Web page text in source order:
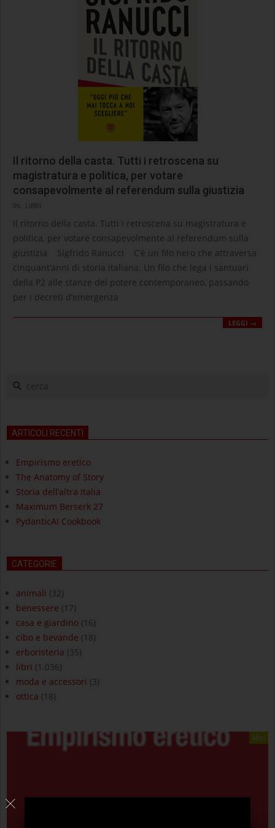
Il ritorno della casta. Tutti i retroscena su
magistratura e politica, per votare
consapevolmente al referendum sulla giustizia
2026-
03-
17
IN: LIBRI
Il ritorno della casta. Tutti i retroscena su magistratura e
politica, per votare consapevolmente al referendum sulla
giustizia Sigfrido Ranucci C’è un filo nero che attraversa
cinquant’anni di storia italiana. Un filo che lega i santuari
della P2 alle stanze del potere contemporaneo, passando
per i decreti d’emergenza
LEGGI →
cerca
ARTICOLI RECENTI
Empirismo eretico
The Anatomy of Story
Storia dell’altra Italia
Maximum Berserk 27
PydanticAI Cookbook
CATEGORIE
animali (32)
benessere (17)
casa e giardino (16)
cibo e bevande (18)
erboristeria (35)
libri (1.036)
moda e accessori (3)
ottica (18)
libri